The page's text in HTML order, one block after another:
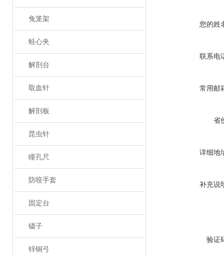
兔笼架
蛙心夹
解剖台
取血针
解剖板
昆虫针
瞳孔尺
防咬手套
固定台
镊子
锌铜弓
您的姓
联系电
常用邮
省
详细地
补充说
验证